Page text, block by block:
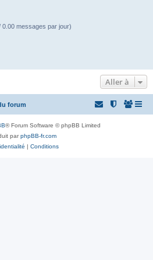
messages par jour)
Aller à
forum
® Forum Software © phpBB Limited
parphpBB-fr.com
| Conditions